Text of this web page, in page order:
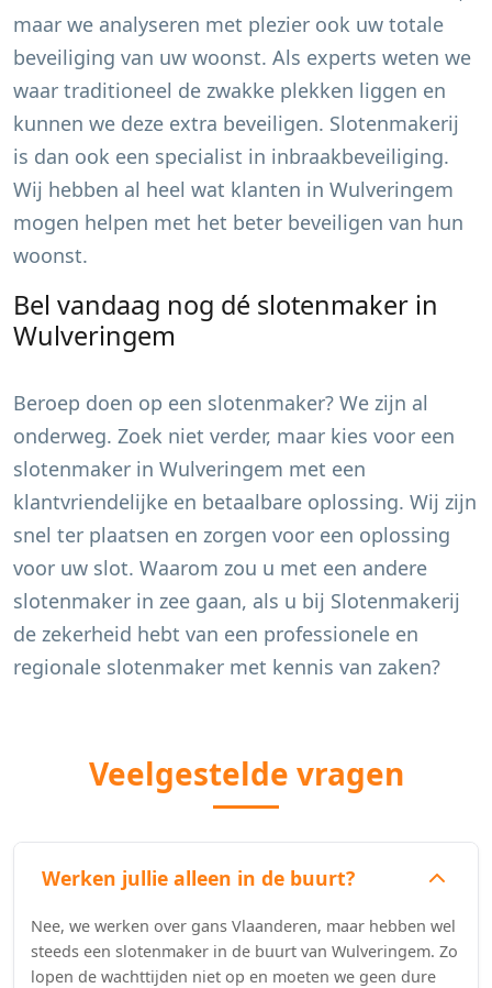
maar we analyseren met plezier ook uw totale
beveiliging van uw woonst. Als experts weten we
waar traditioneel de zwakke plekken liggen en
kunnen we deze extra beveiligen. Slotenmakerij
is dan ook een specialist in inbraakbeveiliging.
Wij hebben al heel wat klanten in Wulveringem
mogen helpen met het beter beveiligen van hun
woonst.
Bel vandaag nog dé slotenmaker in
Wulveringem
Beroep doen op een slotenmaker? We zijn al
onderweg. Zoek niet verder, maar kies voor een
slotenmaker in Wulveringem met een
klantvriendelijke en betaalbare oplossing. Wij zijn
snel ter plaatsen en zorgen voor een oplossing
voor uw slot. Waarom zou u met een andere
slotenmaker in zee gaan, als u bij Slotenmakerij
de zekerheid hebt van een professionele en
regionale slotenmaker met kennis van zaken?
Veelgestelde vragen
Werken jullie alleen in de buurt?
Nee, we werken over gans Vlaanderen, maar hebben wel
steeds een slotenmaker in de buurt van Wulveringem. Zo
lopen de wachttijden niet op en moeten we geen dure